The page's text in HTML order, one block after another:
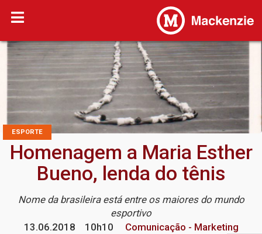
ESPORTE
Homenagem a Maria Esther
Bueno, lenda do tênis
Nome da brasileira está entre os maiores do mundo
esportivo
13.06.2018
10h10
Comunicação - Marketing